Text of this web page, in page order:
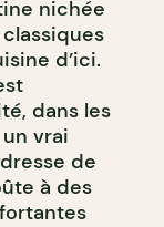
nichée
d’ici.
dans les
vrai
de
à des